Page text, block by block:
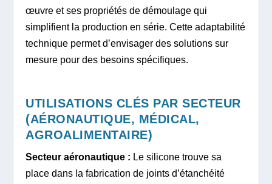
œuvre et ses propriétés de démoulage qui
simplifient la production en série. Cette adaptabilité
technique permet d’envisager des solutions sur
mesure pour des besoins spécifiques.
UTILISATIONS CLÉS PAR SECTEUR
(AÉRONAUTIQUE, MÉDICAL,
AGROALIMENTAIRE)
Secteur aéronautique : Le silicone trouve sa
place dans la fabrication de joints d’étanchéité